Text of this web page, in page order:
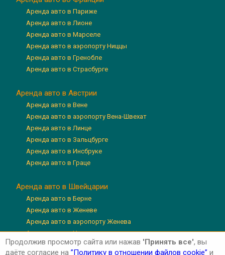
Аренда авто в Париже
Аренда авто в Лионе
Аренда авто в Марселе
Аренда авто в аэропорту Ниццы
Аренда авто в Гренобле
Аренда авто в Страсбурге
Аренда авто в Австрии
Аренда авто в Вене
Аренда авто в аэропорту Вена-Швехат
Аренда авто в Линце
Аренда авто в Зальцбурге
Аренда авто в Инсбруке
Аренда авто в Граце
Аренда авто в Швейцарии
Аренда авто в Берне
Аренда авто в Женеве
Аренда авто в аэропорту Женева
Аренда авто в Цюрихе
Аренда авто в аэропорту Цюрих
Продолжив просмотр сайта или нажав 'Принять все', вы
даёте согласие на ”Политику в отношении файлов cookie” и